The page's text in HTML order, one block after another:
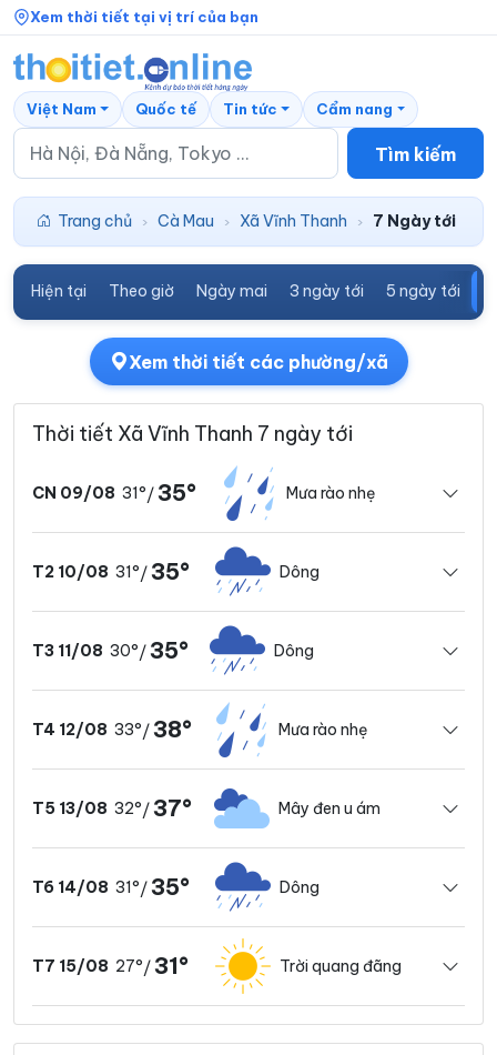
Xem thời tiết tại vị trí của bạn
Tìm kiếm
Việt Nam Quốc tế Tin tức Cẩm nang
Trang chủ › Cà Mau › Xã Vĩnh Thanh › 7 Ngày tới
Hiện tại Theo giờ Ngày mai 3 ngày tới 5 ngày tới
Xem thời tiết các phường/xã
Thời tiết Xã Vĩnh Thanh 7 ngày tới
CN 09/08 31°/ 35° Mưa rào nhẹ
T2 10/08 31°/ 35° Dông
T3 11/08 30°/ 35° Dông
T4 12/08 33°/ 38° Mưa rào nhẹ
T5 13/08 32°/ 37° Mây đen u ám
T6 14/08 31°/ 35° Dông
T7 15/08 27°/ 31° Trời quang đãng